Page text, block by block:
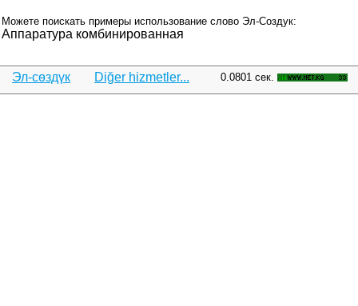
Можете поискать примеры использование слово Эл-Создук:
Аппаратура комбинированная
Эл-сөздүк Diğer hizmetler... 0.0801 сек.